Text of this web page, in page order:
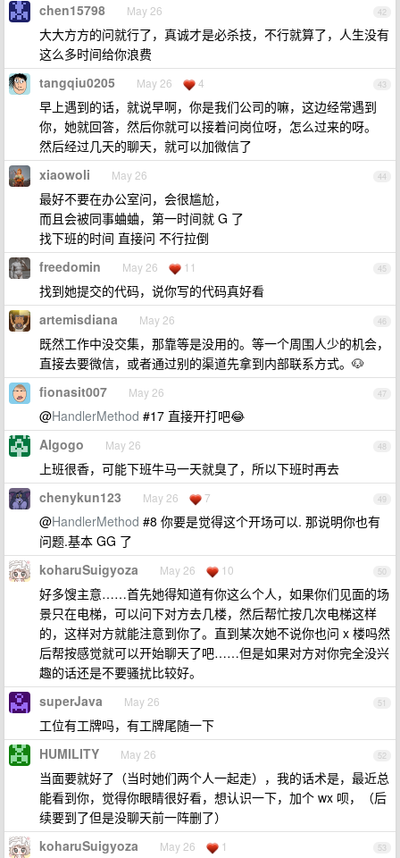
42
chen15798 May 26
大大方方的问就行了，真诚才是必杀技，不行就算了，人生没有
这么多时间给你浪费
43
tangqiu0205 May 26 4
早上遇到的话，就说早啊，你是我们公司的嘛，这边经常遇到
你，她就回答，然后你就可以接着问岗位呀，怎么过来的呀。
然后经过几天的聊天，就可以加微信了
44
xiaowoli May 26
最好不要在办公室问，会很尴尬，
而且会被同事蛐蛐，第一时间就 G 了
找下班的时间 直接问 不行拉倒
45
freedomin May 26 11
找到她提交的代码，说你写的代码真好看
46
artemisdiana May 26
既然工作中没交集，那靠等是没用的。等一个周围人少的机会，
直接去要微信，或者通过别的渠道先拿到内部联系方式。🐶
47
fionasit007 May 26
@HandlerMethod #17 直接开打吧😂
48
AIgogo May 26
上班很香，可能下班牛马一天就臭了，所以下班时再去
49
chenykun123 May 26 7
@HandlerMethod #8 你要是觉得这个开场可以. 那说明你也有
问题.基本 GG 了
50
koharuSuigyoza May 26 10
好多馊主意……首先她得知道有你这么个人，如果你们见面的场
景只在电梯，可以问下对方去几楼，然后帮忙按几次电梯这样
的，这样对方就能注意到你了。直到某次她不说你也问 x 楼吗然
后帮按感觉就可以开始聊天了吧……但是如果对方对你完全没兴
趣的话还是不要骚扰比较好。
51
superJava May 26
工位有工牌吗，有工牌尾随一下
52
HUMILITY May 26
当面要就好了（当时她们两个人一起走），我的话术是，最近总
能看到你，觉得你眼睛很好看，想认识一下，加个 wx 呗，（后
续要到了但是没聊天前一阵删了）
53
koharuSuigyoza May 26 1